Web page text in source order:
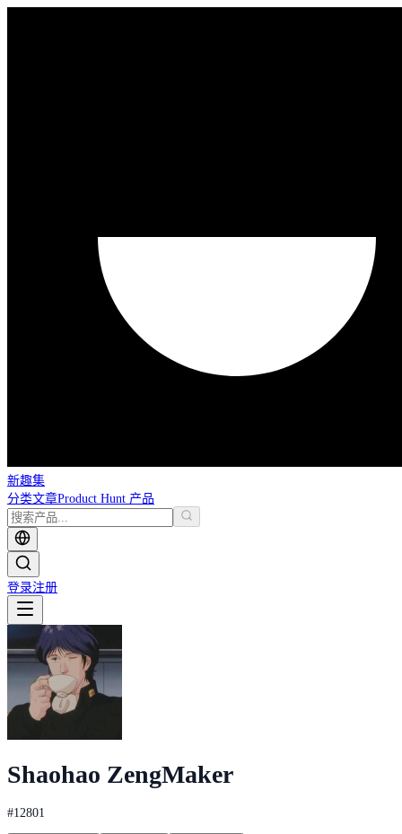
新趣集
分类文章Product Hunt 产品
登录注册
Shaohao ZengMaker
#12801